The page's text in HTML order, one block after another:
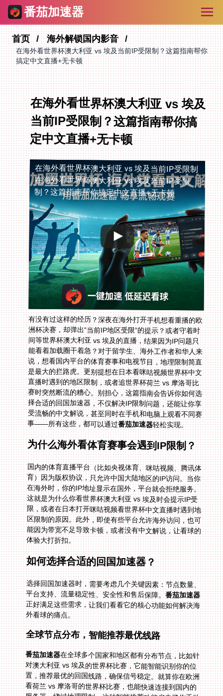
番茄加速器
首页 海外解锁国内影音
在海外看世界杯澳大利亚 vs 埃及当前IP受限制？这篇指南帮你
搞定中文直播+无卡顿
在海外看世界杯澳大利亚 vs 埃及
当前IP受限制？这篇指南帮你搞
定中文直播+无卡顿
在海外看世界杯澳大利亚 vs 埃及当前IP受限制
在海外看世界杯澳大利亚 vs 埃及当前IP受限
制？这篇指南帮你搞定中文直播+无卡顿
有没有过这样的经历？深夜在海外打开手机想看重播的欧
洲杯决赛，却弹出“当前IP地区受限”的提示？或者守着时
间等世界杯澳大利亚 vs 埃及的直播，结果因为IP问题只
能看着加载圈干着急？对于留学生、海外工作者和华人来
说，想看国内平台的体育赛事和电视节目，地理限制简直
是最大的拦路虎。更别提想在日本看咪咕视频世界杯中文
直播时遇到的地区限制，或者追世界杯荷兰 vs 摩洛哥比
赛时突然断流的糟心。别担心，这篇指南会告诉你如何选
择合适的回国加速器，不仅解决IP限制问题，还能让你享
受流畅的中文解说，甚至同时在手机和电脑上观看不同赛
事——所有这些，都可以通过番茄加速器轻松实现。
为什么海外看体育赛事会遇到IP限制？
国内的体育直播平台（比如央视体育、咪咕视频、腾讯体
育）因为版权协议，只允许中国大陆地区的IP访问。当你
在海外时，你的IP地址显示在国外，平台就会拒绝服务。
这就是为什么你看世界杯澳大利亚 vs 埃及时会提示IP受
限，或者在日本打开咪咕视频看世界杯中文直播时遇到地
区限制的原因。此外，即使有些平台允许海外访问，也可
能因为带宽不足导致卡顿，或者没有中文解说，让看球的
体验大打折扣。
如何选择合适的回国加速器？
选择回国加速器时，需要考虑几个关键因素：节点数量、
平台支持、流量稳定性、安全性和售后保障。番茄加速器
正好满足这些需求，让我们看看它的核心功能如何解决海
外看球的痛点。
全球节点分布，智能推荐最优线路
番茄加速器在全球多个国家和地区都有分布节点，比如针
对澳大利亚 vs 埃及的世界杯比赛，它能智能识别你的位
置，推荐最优的回国线路，确保信号稳定。就算你在欧洲
看荷兰 vs 摩洛哥的世界杯比赛，也能快速连接到国内的
服务器，绕过地理限制。这种智能推荐功能省去了你手动